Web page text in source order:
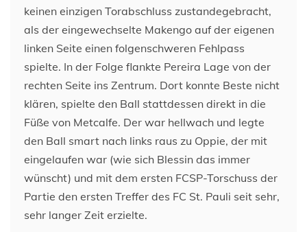
keinen einzigen Torabschluss zustandegebracht,
als der eingewechselte Makengo auf der eigenen
linken Seite einen folgenschweren Fehlpass
spielte. In der Folge flankte Pereira Lage von der
rechten Seite ins Zentrum. Dort konnte Beste nicht
klären, spielte den Ball stattdessen direkt in die
Füße von Metcalfe. Der war hellwach und legte
den Ball smart nach links raus zu Oppie, der mit
eingelaufen war (wie sich Blessin das immer
wünscht) und mit dem ersten FCSP-Torschuss der
Partie den ersten Treffer des FC St. Pauli seit sehr,
sehr langer Zeit erzielte.